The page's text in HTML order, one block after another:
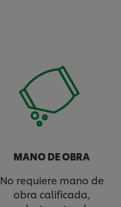
MANO DE OBRA
No requiere mano de
obra calificada,